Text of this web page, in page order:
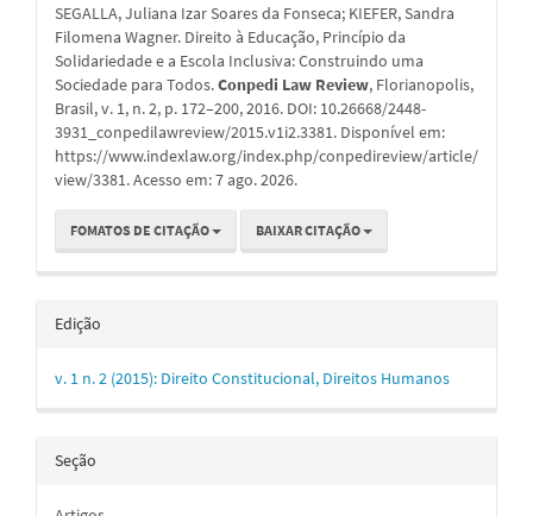
artigo
SEGALLA, Juliana Izar Soares da Fonseca; KIEFER, Sandra
Filomena Wagner. Direito à Educação, Princípio da
Solidariedade e a Escola Inclusiva: Construindo uma
Sociedade para Todos.Conpedi Law Review, Florianopolis,
Brasil, v. 1, n. 2, p. 172–200, 2016. DOI: 10.26668/2448-
3931_conpedilawreview/2015.v1i2.3381. Disponível em:
https://www.indexlaw.org/index.php/conpedireview/article/
view/3381. Acesso em: 7 ago. 2026.
FOMATOS DE CITAÇÃO BAIXAR CITAÇÃO
Edição
v. 1 n. 2 (2015): Direito Constitucional, Direitos Humanos
Seção